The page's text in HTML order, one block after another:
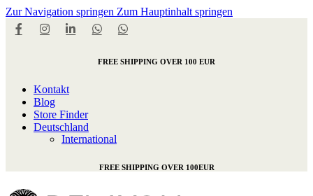
Zur Navigation springen Zum Hauptinhalt springen
FREE SHIPPING OVER 100 EUR
Kontakt
Blog
Store Finder
Deutschland
International
FREE SHIPPING OVER 100EUR